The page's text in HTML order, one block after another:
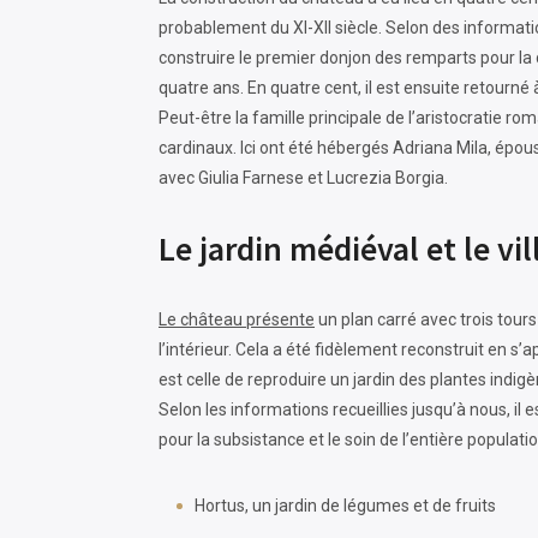
probablement du XI-XII siècle. Selon des
construire le premier donjon des remparts pour
quatre ans. En quatre cent, il est ensuite
Peut-être la famille principale de l’aristocratie
cardinaux. Ici ont été hébergés Adriana Mila,
avec Giulia Farnese et Lucrezia Borgia.
Le jardin médiéval et le
Le château présente un plan carré avec trois
l’intérieur. Cela a été fidèlement reconstruit en
est celle de reproduire un jardin des plantes
Selon les informations recueillies jusqu’à nous, il
pour la subsistance et le soin de l’entière
Hortus, un jardin de légumes et de fruits